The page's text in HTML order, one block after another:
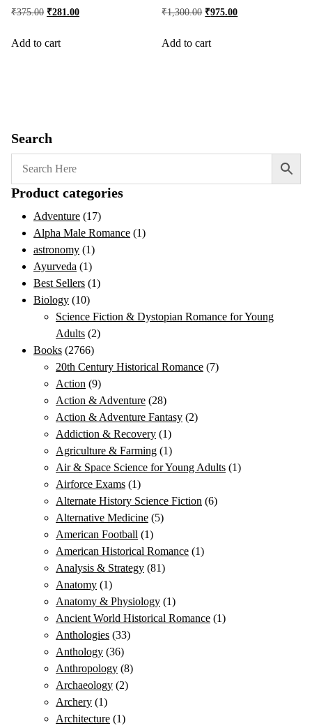
₹375.00 ₹281.00
Add to cart
₹1,300.00 ₹975.00
Add to cart
Search
Product categories
Adventure (17)
Alpha Male Romance (1)
astronomy (1)
Ayurveda (1)
Best Sellers (1)
Biology (10)
Science Fiction & Dystopian Romance for Young
Adults (2)
Books (2766)
20th Century Historical Romance (7)
Action (9)
Action & Adventure (28)
Action & Adventure Fantasy (2)
Addiction & Recovery (1)
Agriculture & Farming (1)
Air & Space Science for Young Adults (1)
Airforce Exams (1)
Alternate History Science Fiction (6)
Alternative Medicine (5)
American Football (1)
American Historical Romance (1)
Analysis & Strategy (81)
Anatomy (1)
Anatomy & Physiology (1)
Ancient World Historical Romance (1)
Anthologies (33)
Anthology (36)
Anthropology (8)
Archaeology (2)
Archery (1)
Architecture (1)